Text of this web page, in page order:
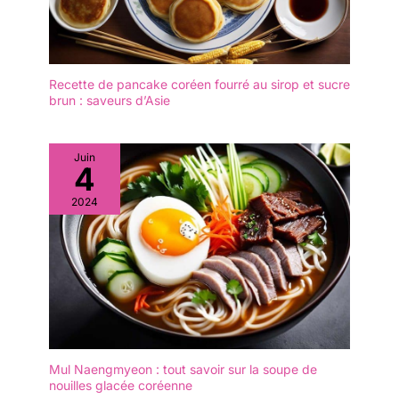
plats asiatiques comme
les sushis, les marmites,
le riz, les ramen, les
maison, les cafés, les
différents goûts
asiatiques avec les
incroyables outils de
salle à manger tout en
dégustant de délicieux
plats.
baguettes ont un motif
différent La gravure sur
les tiges métalliques
réduit la sensation de
glissement. 【Passe au
et dans l'armoire de
stérilisation.Résolvez
complètement le
problème du nettoyage
après les repas, même le
lavage à la main ne
laissera pas de saleté et
de taches d'huile.Idéal
pour les baguettes
réutilisables. Si vous ne
voulez pas utiliser de
baguettes jetables, vous
pouvez les emmener au
Recette de pancake coréen fourré au sirop et sucre
brun : saveurs d’Asie
Juin
4
2024
Mul Naengmyeon : tout savoir sur la soupe de
nouilles glacée coréenne